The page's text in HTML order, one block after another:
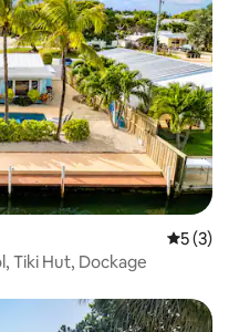
5 (3)
Tiki Hut, Dockage